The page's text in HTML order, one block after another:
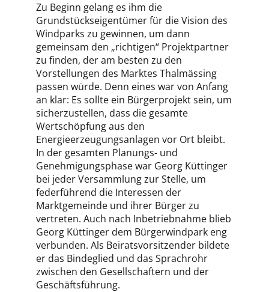
Zu Beginn gelang es ihm die
Grundstückseigentümer für die Vision des
Windparks zu gewinnen, um dann
gemeinsam den „richtigen“ Projektpartner
zu finden, der am besten zu den
Vorstellungen des Marktes Thalmässing
passen würde. Denn eines war von Anfang
an klar: Es sollte ein Bürgerprojekt sein, um
sicherzustellen, dass die gesamte
Wertschöpfung aus den
Energieerzeugungsanlagen vor Ort bleibt.
In der gesamten Planungs- und
Genehmigungsphase war Georg Küttinger
bei jeder Versammlung zur Stelle, um
federführend die Interessen der
Marktgemeinde und ihrer Bürger zu
vertreten. Auch nach Inbetriebnahme blieb
Georg Küttinger dem Bürgerwindpark eng
verbunden. Als Beiratsvorsitzender bildete
er das Bindeglied und das Sprachrohr
zwischen den Gesellschaftern und der
Geschäftsführung.